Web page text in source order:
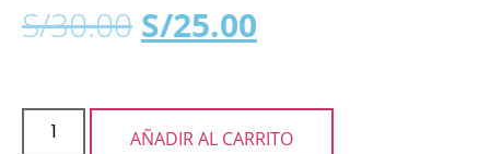
S/30.00 S/25.00
AÑADIR AL CARRITO